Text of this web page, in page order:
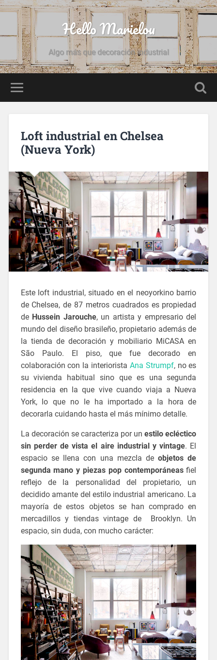
Hello Marielou
Algo más que decoración industrial
Loft industrial en Chelsea
(Nueva York)
Este loft industrial, situado en el neoyorkino barrio
de Chelsea, de 87 metros cuadrados es propiedad
de Hussein Jarouche, un artista y empresario del
mundo del diseño brasileño, propietario además de
la tienda de decoración y mobiliario MiCASA en
São Paulo. El piso, que fue decorado en
colaboración con la interiorista Ana Strumpf, no es
su vivienda habitual sino que es una segunda
residencia en la que vive cuando viaja a Nueva
York, lo que no le ha importado a la hora de
decorarla cuidando hasta el más mínimo detalle.
La decoración se caracteriza por un estilo ecléctico
sin perder de vista el aire industrial y vintage. El
espacio se llena con una mezcla deobjetos de
segunda mano y piezas pop contemporáneasfiel
reflejo de la personalidad del propietario, un
decidido amante del estilo industrial americano. La
mayoría de estos objetos se han comprado en
mercadillos y tiendas vintage de Brooklyn. Un
espacio, sin duda, con mucho carácter: